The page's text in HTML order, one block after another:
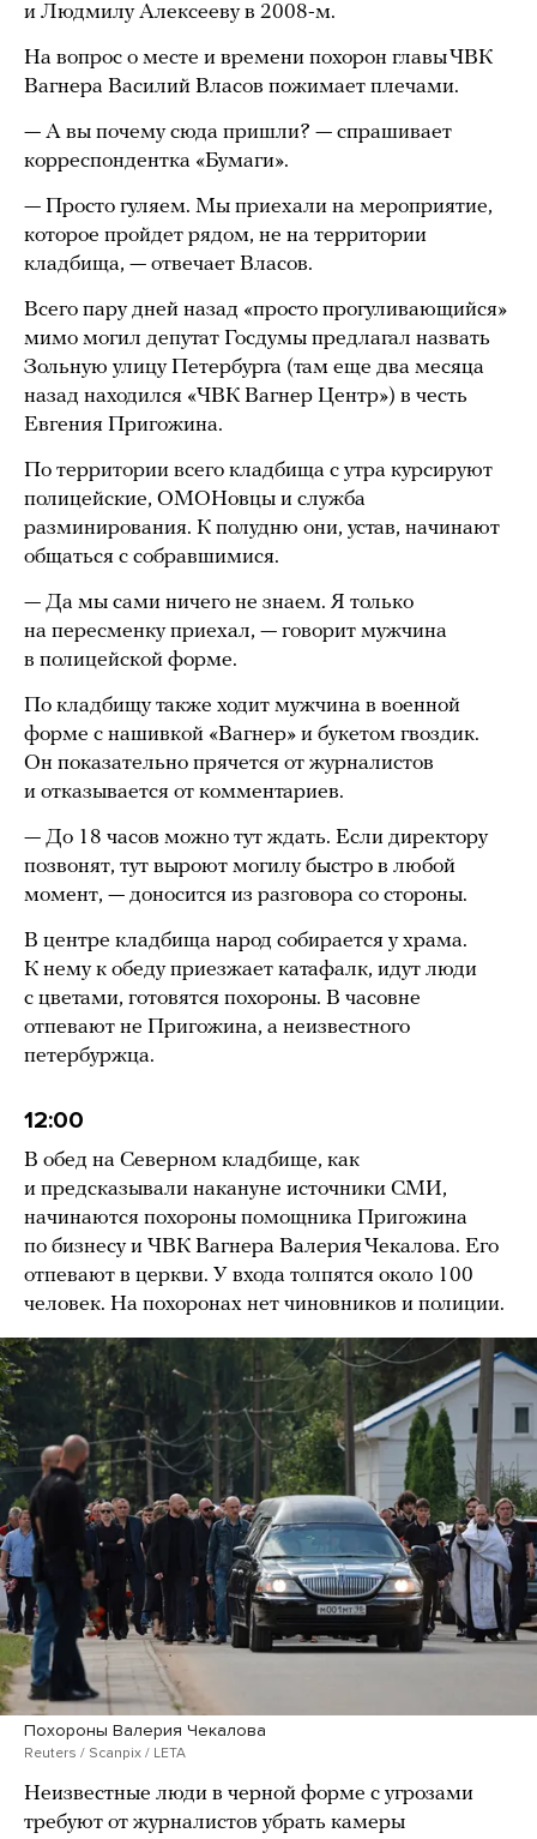
и Людмилу Алексееву в 2008-м.
На вопрос о месте и времени похорон главы ЧВК
Вагнера Василий Власов пожимает плечами.
— А вы почему сюда пришли? — спрашивает
корреспондентка «Бумаги».
— Просто гуляем. Мы приехали на мероприятие,
которое пройдет рядом, не на территории
кладбища, — отвечает Власов.
Всего пару дней назад «просто прогуливающийся»
мимо могил депутат Госдумы предлагал назвать
Зольную улицу Петербурга (там еще два месяца
назад находился «ЧВК Вагнер Центр») в честь
Евгения Пригожина.
По территории всего кладбища с утра курсируют
полицейские, ОМОНовцы и служба
разминирования. К полудню они, устав, начинают
общаться с собравшимися.
— Да мы сами ничего не знаем. Я только
на пересменку приехал, — говорит мужчина
в полицейской форме.
По кладбищу также ходит мужчина в военной
форме с нашивкой «Вагнер» и букетом гвоздик.
Он показательно прячется от журналистов
и отказывается от комментариев.
— До 18 часов можно тут ждать. Если директору
позвонят, тут выроют могилу быстро в любой
момент, — доносится из разговора со стороны.
В центре кладбища народ собирается у храма.
К нему к обеду приезжает катафалк, идут люди
с цветами, готовятся похороны. В часовне
отпевают не Пригожина, а неизвестного
петербуржца.
12:00
В обед на Северном кладбище, как
и предсказывали накануне источники СМИ,
начинаются похороны помощника Пригожина
по бизнесу и ЧВК Вагнера Валерия Чекалова. Его
отпевают в церкви. У входа толпятся около 100
человек. На похоронах нет чиновников и полиции.
Похороны Валерия Чекалова
Reuters / Scanpix / LETA
Неизвестные люди в черной форме с угрозами
требуют от журналистов убрать камеры